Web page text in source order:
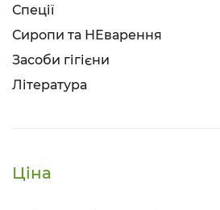
Спеції
Сиропи та НЕварення
Засоби гігієни
Література
Ціна